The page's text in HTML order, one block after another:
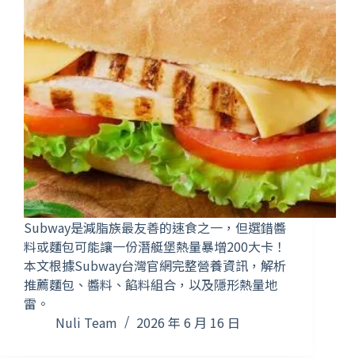
Subway是減脂族最友善的速食之一，但選錯醬
料或麵包可能讓一份潛艇堡熱量暴增200大卡！
本文根據Subway台灣官網完整營養資訊，解析
推薦麵包、醬料、餡料組合，以及隱形熱量地
雷。
Nuli Team
2026 年 6 月 16 日